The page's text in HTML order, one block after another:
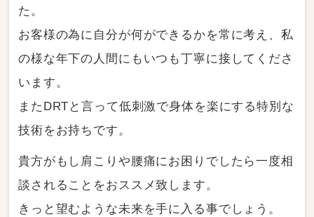
た。
お客様の為に自分が何ができるかを常に考え、私
の様な年下の人間にもいつも丁寧に接してくださ
います。
またDRTと言って低刺激で身体を楽にする特別な
技術をお持ちです。
貴方がもし肩こりや腰痛にお困りでしたら一度相
談されることをおススメ致します。
きっと望むような未来を手に入る事でしょう。